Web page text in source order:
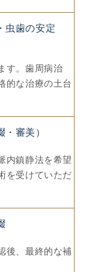
虫歯の安定
す。歯周病治
的な治療の土台
審美）
内鎮静法を希望
を受けていただ
後、最終的な補